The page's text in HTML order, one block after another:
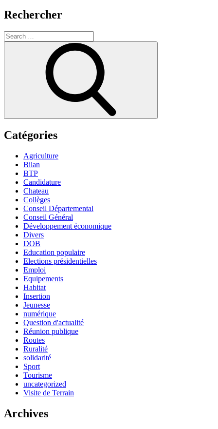
Rechercher
Search
for:
Catégories
Agriculture
Bilan
BTP
Candidature
Chateau
Collèges
Conseil Départemental
Conseil Général
Développement économique
Divers
DOB
Education populaire
Elections présidentielles
Emploi
Equipements
Habitat
Insertion
Jeunesse
numérique
Question d'actualité
Réunion publique
Routes
Ruralité
solidarité
Sport
Tourisme
uncategorized
Visite de Terrain
Archives